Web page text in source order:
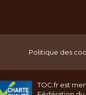
Politique des
TOC.fr est